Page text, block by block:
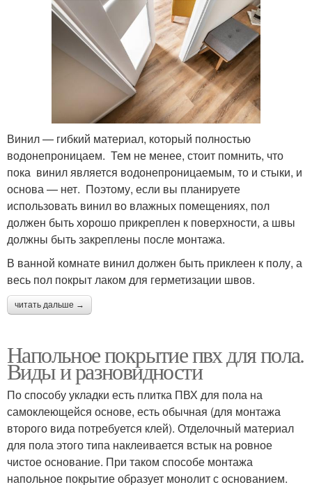
Винил — гибкий материал, который полностью
водонепроницаем. Тем не менее, стоит помнить, что
пока винил является водонепроницаемым, то и стыки, и
основа — нет. Поэтому, если вы планируете
использовать винил во влажных помещениях, пол
должен быть хорошо прикреплен к поверхности, а швы
должны быть закреплены после монтажа.
В ванной комнате винил должен быть приклеен к полу, а
весь пол покрыт лаком для герметизации швов.
читать дальше →
Напольное покрытие пвх для пола.
Виды и разновидности
По способу укладки есть плитка ПВХ для пола на
самоклеющейся основе, есть обычная (для монтажа
второго вида потребуется клей). Отделочный материал
для пола этого типа наклеивается встык на ровное
чистое основание. При таком способе монтажа
напольное покрытие образует монолит с основанием.